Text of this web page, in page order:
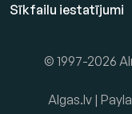
Sīkfailu iestatījumi
© 1997-2026
Algas.lv |